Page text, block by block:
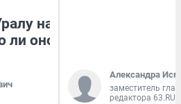
на
ли оно
Александра
заместитель
редактора 63.RU